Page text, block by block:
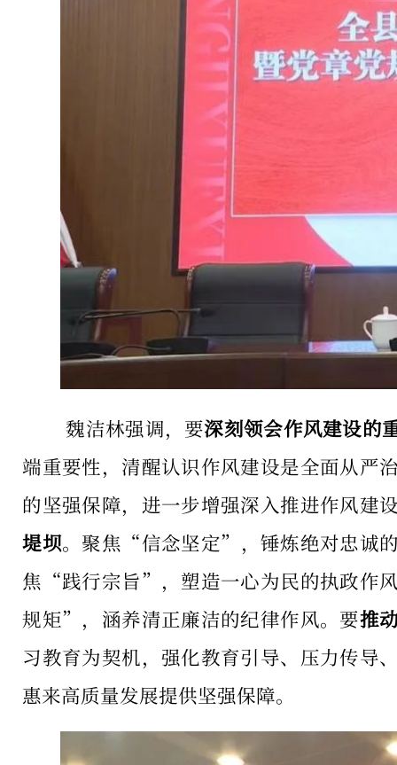
魏洁林强调，要深刻领会作风建设的
端重要性，清醒认识作风建设是全面从严
的坚强保障，进一步增强深入推进作风建
堤坝。聚焦“信念坚定”，锤炼绝对忠诚
焦“践行宗旨”，塑造一心为民的执政作
规矩”，涵养清正廉洁的纪律作风。要推
习教育为契机，强化教育引导、压力传导
惠来高质量发展提供坚强保障。